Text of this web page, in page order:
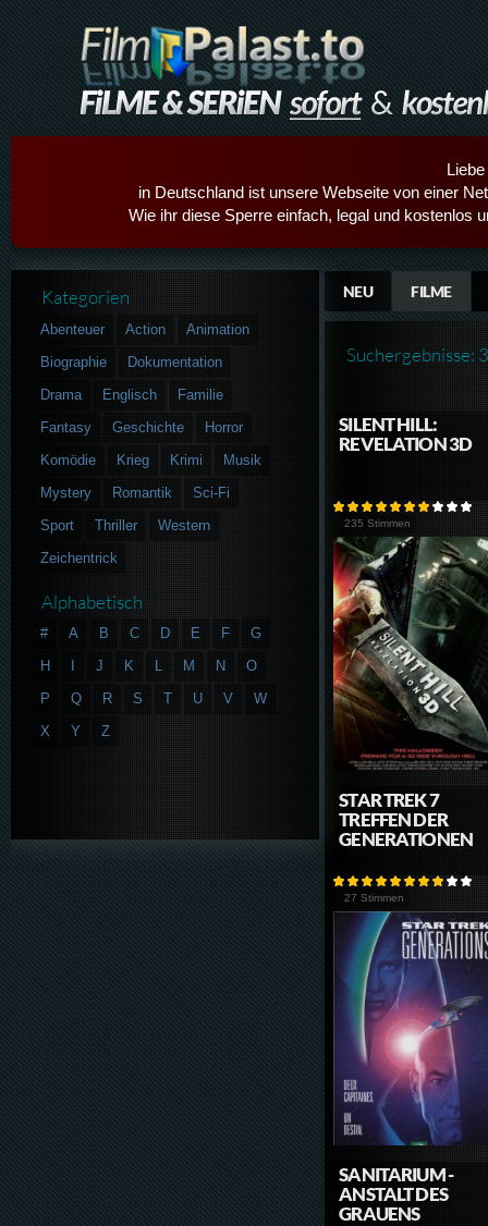
in Deutschland ist unsere Webseite von einer
Wie ihr diese Sperre einfach, legal und kostenlos
NEU FILME
Suchergebnisse:
SILENT HILL:
REVELATION 3D
235 Stimmen
STAR TREK 7
TREFFEN DER
GENERATIONEN
27 Stimmen
SANITARIUM -
ANSTALT DES
GRAUENS
Kategorien
Abenteuer Action
Animation
Biographie
Dokumentation
Drama
Englisch
Familie
Fantasy
Geschichte
Horror
Komödie
Krieg Krimi
Musik
Mystery
Romantik
Sci-Fi
Sport
Thriller
Western
Zeichentrick
Alphabetisch
# A B C D E F
G
H
J K L M N
O
P
Q R S T U V
W
X
Y Z